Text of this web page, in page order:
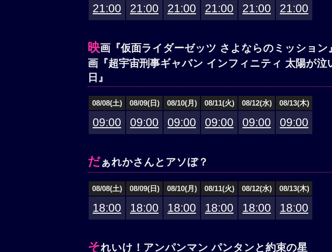
21:00
21:00
21:00
21:00
21:00
21:00
映画『仮面ライダーゼッツ さよならのミッション
画『超宇宙刑事ギャバン インフィニティ 太陽が泣
日』
08/08(土) 08/09(日) 08/10(月) 08/11(火) 08/12(水) 08/13(木)
09:00 09:00 09:00 09:00 09:00 09:00
だぁれかさんとアソぼ？
08/08(土) 08/09(日) 08/10(月) 08/11(火) 08/12(水) 08/13(木)
18:00 18:00 18:00 18:00 18:00 18:00
それいけ！アンパンマン パンタンと約束の星